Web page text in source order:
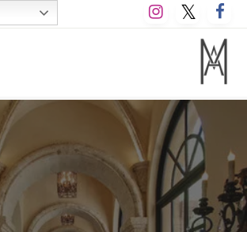
التخطي
إلى
المحتوى
M A hotels | إم ايه هوتيلز
الموقع الأول للعاملين في الفنادق في